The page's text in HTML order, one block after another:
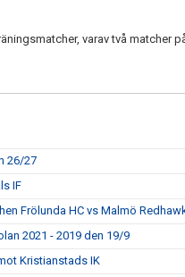
varav två matcher
26/27
IF
Frölunda HC vs Malmö
2021 - 2019 den 19/9
Kristianstads IK